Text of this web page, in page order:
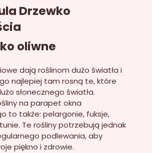
Drzewko
oliwne
dają roślinom dużo światła i
najlepiej tam rosną te, które
słonecznego światła.
na parapet okna
to także: pelargonie, fuksje,
Te rośliny potrzebują jednak
podlewania, aby
piękno i zdrowie.